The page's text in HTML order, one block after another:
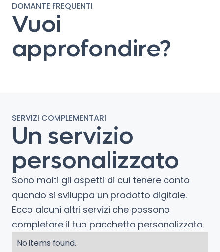
DOMANTE FREQUENTI
Vuoi
approfondire?
SERVIZI COMPLEMENTARI
Un servizio
personalizzato
Sono molti gli aspetti di cui tenere conto
quando si sviluppa un prodotto digitale.
Ecco alcuni altri servizi che possono
completare il tuo pacchetto personalizzato.
No items found.